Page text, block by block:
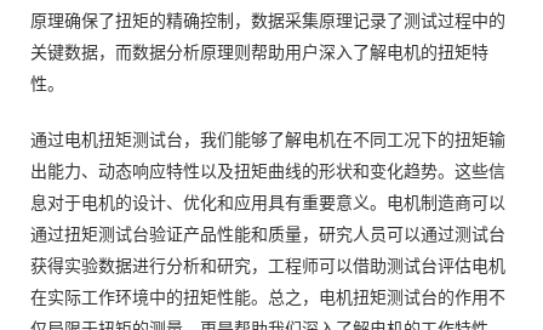
原理确保了扭矩的精确控制，数据采集原理记录了测试过程中的
关键数据，而数据分析原理则帮助用户深入了解电机的扭矩特
性。
通过电机扭矩测试台，我们能够了解电机在不同工况下的扭矩输
出能力、动态响应特性以及扭矩曲线的形状和变化趋势。这些信
息对于电机的设计、优化和应用具有重要意义。电机制造商可以
通过扭矩测试台验证产品性能和质量，研究人员可以通过测试台
获得实验数据进行分析和研究，工程师可以借助测试台评估电机
在实际工作环境中的扭矩性能。总之，电机扭矩测试台的作用不